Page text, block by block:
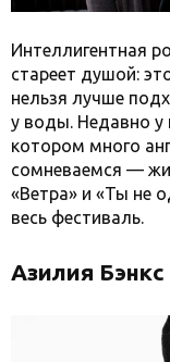
Интеллигентная
стареет душой:
нельзя лучше
у воды. Недавно
котором много
сомневаемся —
«Ветра» и «Ты не
весь фестиваль.
Азилия Бэнкс